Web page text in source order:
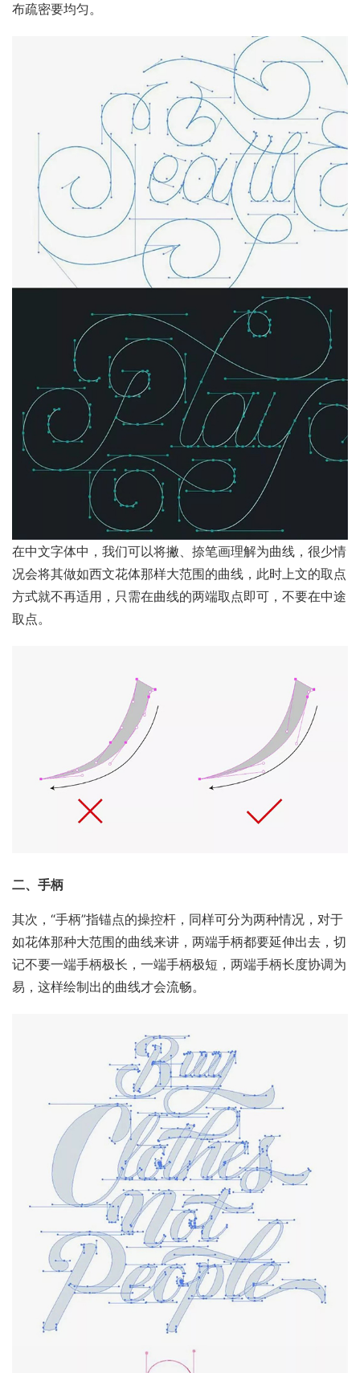
布疏密要均匀。
在中文字体中，我们可以将撇、捺笔画理解为曲线，很少情
况会将其做如西文花体那样大范围的曲线，此时上文的取点
方式就不再适用，只需在曲线的两端取点即可，不要在中途
取点。
二、手柄
其次，“手柄”指锚点的操控杆，同样可分为两种情况，对于
如花体那种大范围的曲线来讲，两端手柄都要延伸出去，切
记不要一端手柄极长，一端手柄极短，两端手柄长度协调为
易，这样绘制出的曲线才会流畅。